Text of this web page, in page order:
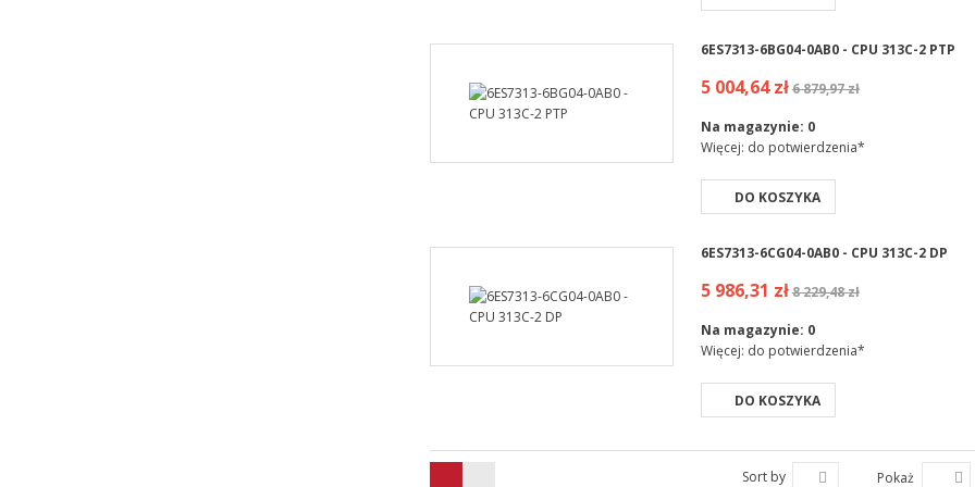
6ES7313-6BG04-0AB0 - CPU 313C-2 PTP
5 004,64 zł6 879,97 zł
Na magazynie: 0
Więcej: do potwierdzenia*
DO KOSZYKA
6ES7313-6CG04-0AB0 - CPU 313C-2 DP
5 986,31 zł8 229,48 zł
Na magazynie: 0
Więcej: do potwierdzenia*
DO KOSZYKA
Sort by Pokaż